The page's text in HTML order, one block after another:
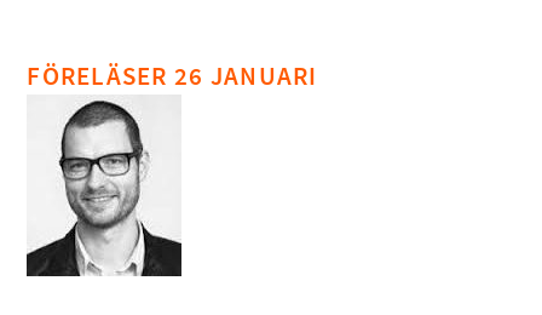
FÖRELÄSER 26 JANUARI